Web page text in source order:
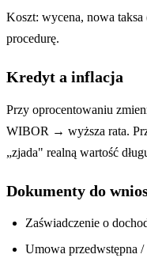
Koszt: wycena, nowa
procedurę.
Kredyt a inflacja
Przy oprocentowaniu
WIBOR → wyższa rata.
„zjada" realną wartość
Dokumenty do
Zaświadczenie o
Umowa przedwstępna /